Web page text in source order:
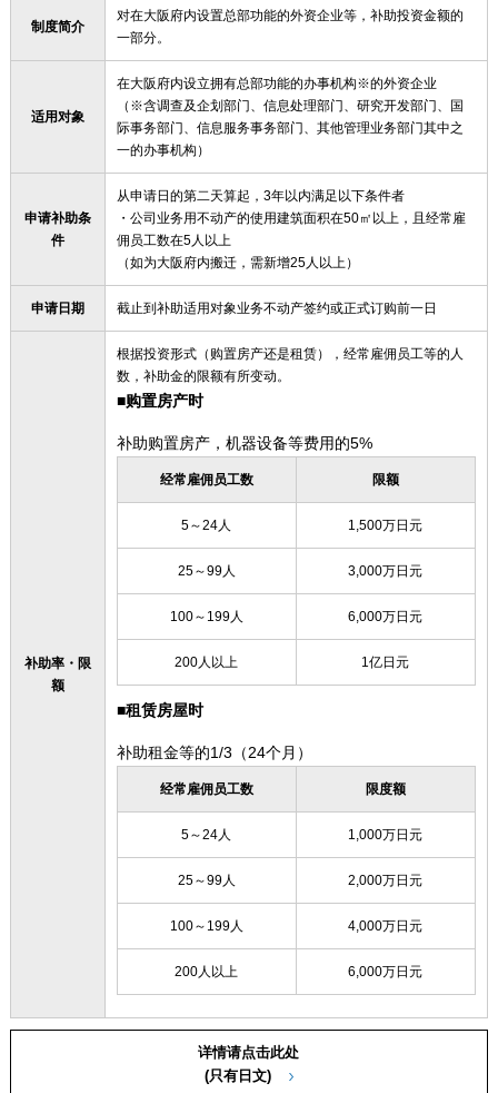
制度简介
对在大阪府内设置总部功能的外资企业等，补助投资金额的
一部分。
适用对象
在大阪府内设立拥有总部功能的办事机构※的外资企业
（※含调查及企划部门、信息处理部门、研究开发部门、国
际事务部门、信息服务事务部门、其他管理业务部门其中之
一的办事机构）
申请补助条
件
从申请日的第二天算起，3年以内满足以下条件者
・公司业务用不动产的使用建筑面积在50㎡以上，且经常雇
佣员工数在5人以上
（如为大阪府内搬迁，需新增25人以上）
申请日期 截止到补助适用对象业务不动产签约或正式订购前一日
补助率・限
额
根据投资形式（购置房产还是租赁），经常雇佣员工等的人
数，补助金的限额有所变动。
■购置房产时
补助购置房产，机器设备等费用的5%
经常雇佣员工数 限额
5～24人 1,500万日元
25～99人 3,000万日元
100～199人 6,000万日元
200人以上 1亿日元
■租赁房屋时
补助租金等的1/3（24个月）
经常雇佣员工数 限度额
5～24人 1,000万日元
25～99人 2,000万日元
100～199人 4,000万日元
200人以上 6,000万日元
详情请点击此处
(只有日文)